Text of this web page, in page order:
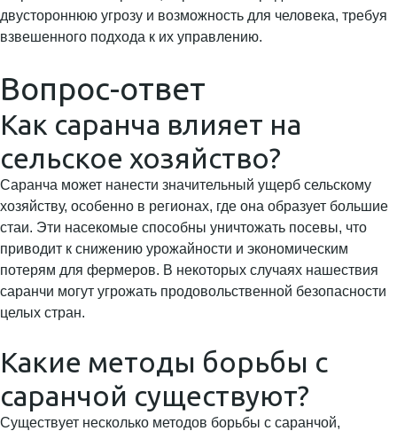
двустороннюю угрозу и возможность для человека, требуя
взвешенного подхода к их управлению.
Вопрос-ответ
Как саранча влияет на
сельское хозяйство?
Саранча может нанести значительный ущерб сельскому
хозяйству, особенно в регионах, где она образует большие
стаи. Эти насекомые способны уничтожать посевы, что
приводит к снижению урожайности и экономическим
потерям для фермеров. В некоторых случаях нашествия
саранчи могут угрожать продовольственной безопасности
целых стран.
Какие методы борьбы с
саранчой существуют?
Существует несколько методов борьбы с саранчой,